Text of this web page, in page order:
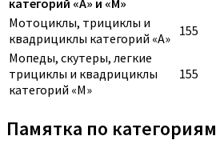
категорий «A» и «M»
Мотоциклы, трициклы и
квадрициклы категорий «A» 155
Мопеды, скутеры, легкие
трициклы и квадрициклы
категорий «M»
155
Памятка по